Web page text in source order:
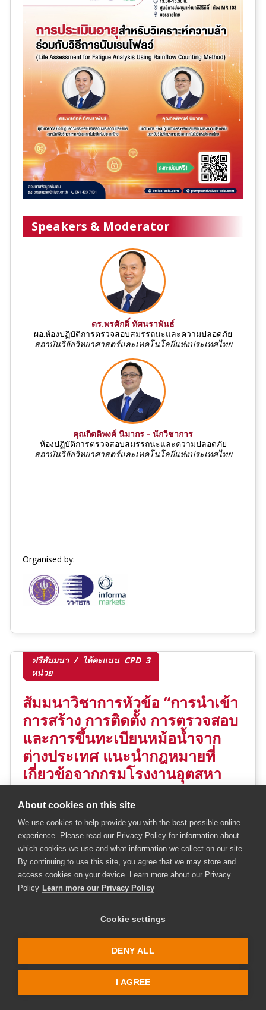
Speakers & Moderator
ดร.พรศักดิ์ ทัศนราพันธ์
ผอ.ห้องปฏิบัติการตรวจสอบสมรรถนะและความปลอดภัย
สถาบันวิจัยวิทยาศาสตร์และเทคโนโลยีแห่งประเทศไทย
คุณกิตติพงค์ นิมากร - นักวิชาการ
ห้องปฏิบัติการตรวจสอบสมรรถนะและความปลอดภัย
สถาบันวิจัยวิทยาศาสตร์และเทคโนโลยีแห่งประเทศไทย
Organised by:
ฟรีสัมมนา / ได้คะแนน CPD 3
หน่วย
สัมมนาวิชาการหัวข้อ “การนำเข้า
การสร้าง การติดตั้ง การตรวจสอบ
และการขึ้นทะเบียนหม้อน้ำจาก
ต่างประเทศ แนะนำกฎหมายที่
เกี่ยวข้อจากกรมโรงงานอุตสหา
กรรม”
1 July 2026
13.30 - 16.30 น.
MR203
บรรยายไทย
About cookies on this site
We use cookies to help provide you with the best possible online
experience. Please read our Privacy Policy for information about
which cookies we use and what information we collect on our site.
By continuing to use this site, you agree that we may store and
access cookies on your device. Learn more about our Privacy
Policy Learn more our Privacy Policy
Cookie settings
DENY ALL
I AGREE